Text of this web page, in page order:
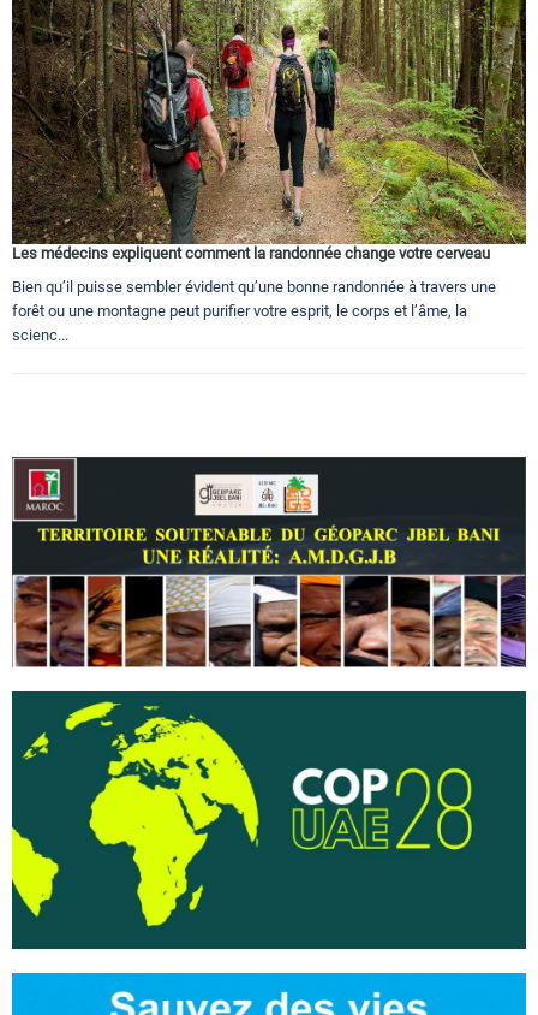
Les médecins expliquent comment la randonnée change votre cerveau
Bien qu’il puisse sembler évident qu’une bonne randonnée à travers une
forêt ou une montagne peut purifier votre esprit, le corps et l’âme, la
scienc...